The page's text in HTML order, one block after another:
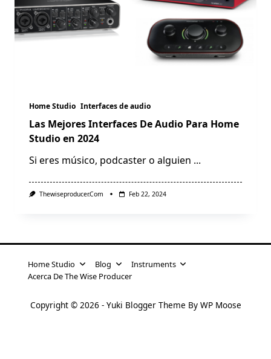
Home Studio Interfaces de audio
Las Mejores Interfaces De Audio Para Home
Studio en 2024
Si eres músico, podcaster o alguien ...
Thewiseproducer.com Feb 22, 2024
Home Studio Blog
Instruments
Acerca De The Wise Producer
Copyright © 2026 - Yuki Blogger Theme By WP Moose